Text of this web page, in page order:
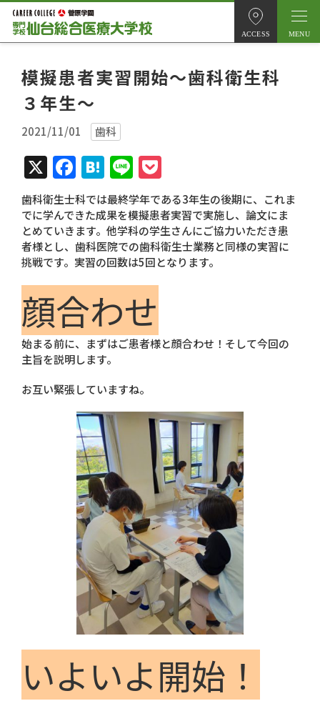
ACCESS
模擬患者実習開始～歯科衛生科
３年生～
2021/11/01 歯科
X Facebook
Hatena
Line
歯科衛生士科では最終学年である3年生の後期に、これま
でに学んできた成果を模擬患者実習で実施し、論文にま
とめていきます。他学科の学生さんにご協力いただき患
者様とし、歯科医院での歯科衛生士業務と同様の実習に
挑戦です。実習の回数は5回となります。
顔合わせ
始まる前に、まずはご患者様と顔合わせ！そして今回の
主旨を説明します。
お互い緊張していますね。
いよいよ開始！